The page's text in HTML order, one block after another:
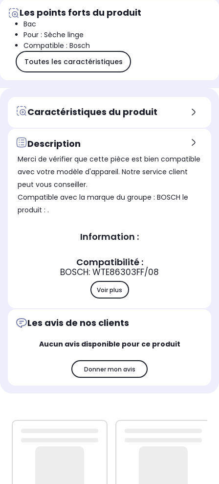
Les points forts du produit
Bac
Pour : Sèche linge
Compatible : Bosch
Toutes les caractéristiques
Caractéristiques du produit
Description
Merci de vérifier que cette pièce est bien compatible
avec votre modèle d'appareil. Notre service client
peut vous conseiller.
Compatible avec la marque du groupe : BOSCH le
produit : .
Information :
Compatibilité :
BOSCH: WTE86303FF/08
Voir plus
Les avis de nos clients
Aucun avis disponible pour ce produit
Donner mon avis